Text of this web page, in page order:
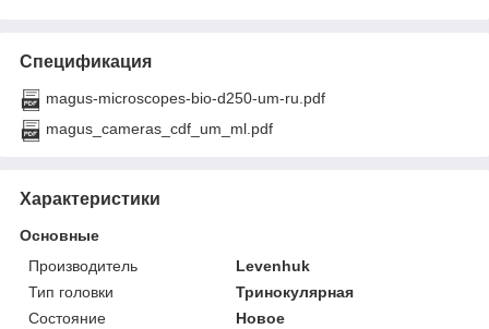
Спецификация
magus-microscopes-bio-d250-um-ru.pdf
magus_cameras_cdf_um_ml.pdf
Характеристики
Основные
Производитель
Levenhuk
Тип головки
Тринокулярная
Состояние
Новое